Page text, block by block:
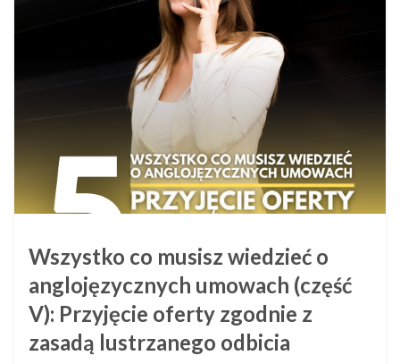
Wszystko co musisz wiedzieć o
anglojęzycznych umowach (część
V): Przyjęcie oferty zgodnie z
zasadą lustrzanego odbicia